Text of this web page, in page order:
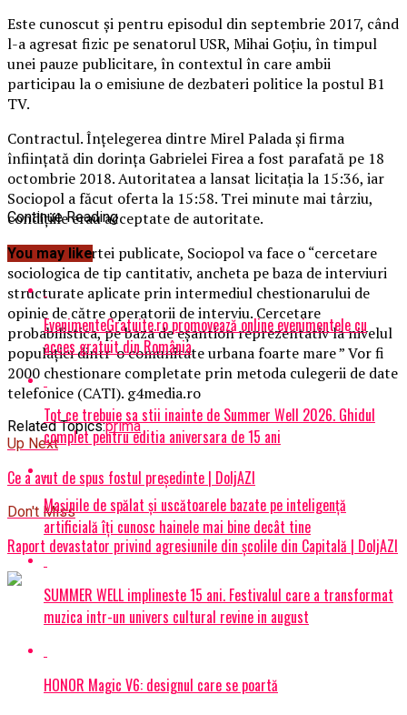
Este cunoscut şi pentru episodul din septembrie 2017, când
l-a agresat fizic pe senatorul USR, Mihai Goţiu, în timpul
unei pauze publicitare, în contextul în care ambii
participau la o emisiune de dezbateri politice la postul B1
TV.
Contractul. Înţelegerea dintre Mirel Palada şi firma
înfiinţată din dorinţa Gabrielei Firea a fost parafată pe 18
octombrie 2018. Autoritatea a lansat licitaţia la 15:36, iar
Sociopol a făcut oferta la 15:58. Trei minute mai târziu,
condiţiile erau acceptate de autoritate.
Conform ofertei publicate, Sociopol va face o “cercetare
sociologica de tip cantitativ, ancheta pe baza de interviuri
structurate aplicate prin intermediul chestionarului de
opinie de către operatorii de interviu. Cercetare
probabilistica, pe baza de eşantion reprezentativ la nivelul
populaţiei dintr-o comunitate urbana foarte mare ” Vor fi
2000 chestionare completate prin metoda culegerii de date
telefonice (CATI). g4media.ro
Related Topics:prima
Up Next
Ce a avut de spus fostul președinte | DoljAZI
Don't Miss
Raport devastator privind agresiunile din şcolile din Capitală | DoljAZI
Continue Reading
You may like
EvenimenteGratuite.ro promovează online evenimentele cu
acces gratuit din România
Tot ce trebuie sa stii inainte de Summer Well 2026. Ghidul
complet pentru editia aniversara de 15 ani
Mașinile de spălat și uscătoarele bazate pe inteligență
artificială îți cunosc hainele mai bine decât tine
SUMMER WELL implineste 15 ani. Festivalul care a transformat
muzica intr-un univers cultural revine in august
HONOR Magic V6: designul care se poartă